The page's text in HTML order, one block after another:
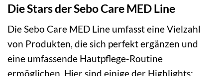
Die Stars der Sebo Care MED Line
Die Sebo Care MED Line umfasst eine Vielzahl
von Produkten, die sich perfekt ergänzen und
eine umfassende Hautpflege-Routine
ermöglichen. Hier sind einige der Highlights: